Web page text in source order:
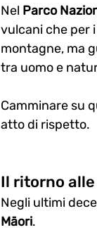
Nel Parco
vulcani che per
montagne, ma
tra uomo e
Camminare su
atto di rispetto.
Il ritorno
Negli ultimi
Māori.